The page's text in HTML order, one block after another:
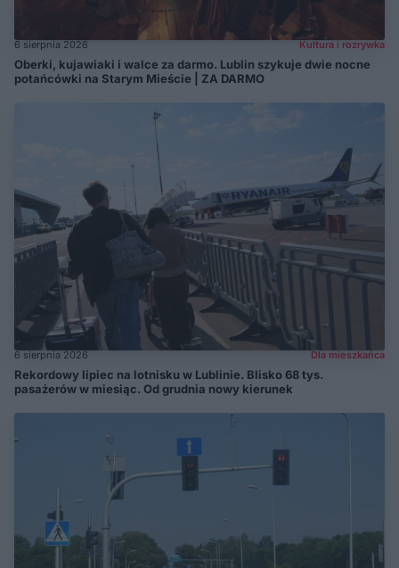
6 sierpnia 2026 Kultura i rozrywka
Oberki, kujawiaki i walce za darmo. Lublin szykuje dwie nocne
potańcówki na Starym Mieście | ZA DARMO
6 sierpnia 2026 Dla mieszkańca
Rekordowy lipiec na lotnisku w Lublinie. Blisko 68 tys.
pasażerów w miesiąc. Od grudnia nowy kierunek